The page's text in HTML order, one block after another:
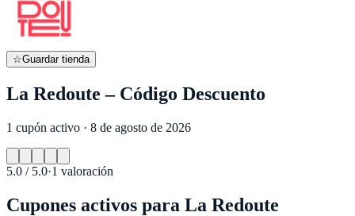
☆Guardar tienda
La Redoute – Código Descuento
1 cupón activo · 8 de agosto de 2026
5.0 / 5.0·1 valoración
Cupones activos para La Redoute